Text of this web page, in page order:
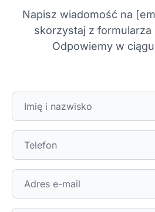
Napisz wiadomość na
skorzystaj z
Odpowiemy w